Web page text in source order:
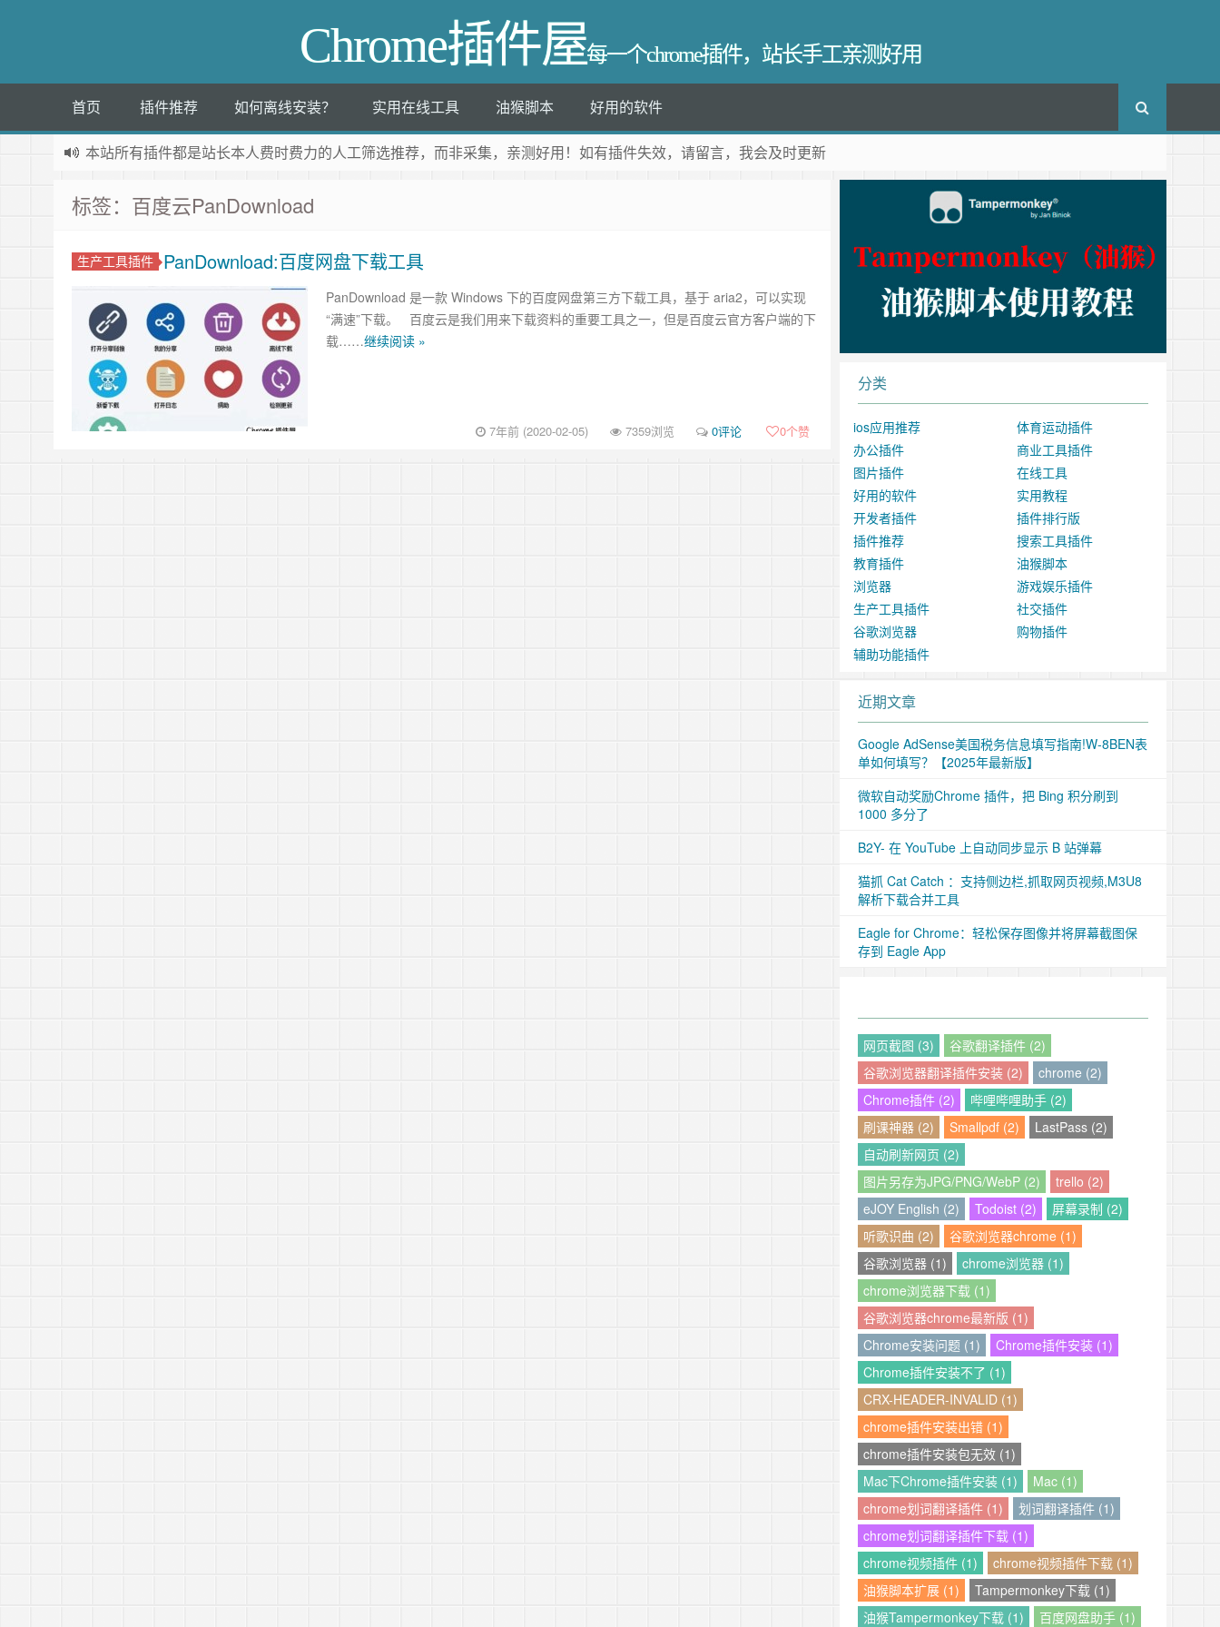
Chrome插件屋每一个chrome插件，站长手工亲测好用
首页 插件推荐 如何离线安装？ 实用在线工具 油猴脚本 好用的软件
本站所有插件都是站长本人费时费力的人工筛选推荐，而非采集，亲测好用！如有插件失效，请留言，我会及时更新
标签：百度云PanDownload
生产工具插件 PanDownload:百度网盘下载工具
PanDownload 是一款 Windows 下的百度网盘第三方下载工具，基于 aria2，可以实现
“满速”下载。 百度云是我们用来下载资料的重要工具之一，但是百度云官方客户端的下
载……继续阅读 »
7年前 (2020-02-05) 7359浏览 0评论 0个赞
分类
ios应用推荐
体育运动插件
办公插件
商业工具插件
图片插件
在线工具
好用的软件
实用教程
开发者插件
插件排行版
插件推荐
搜索工具插件
教育插件
油猴脚本
浏览器
游戏娱乐插件
生产工具插件
社交插件
谷歌浏览器
购物插件
辅助功能插件
近期文章
Google AdSense美国税务信息填写指南!W-8BEN表
单如何填写？【2025年最新版】
微软自动奖励Chrome 插件，把 Bing 积分刷到
1000 多分了
B2Y- 在 YouTube 上自动同步显示 B 站弹幕
猫抓 Cat Catch ：支持侧边栏,抓取网页视频,M3U8
解析下载合并工具
Eagle for Chrome：轻松保存图像并将屏幕截图保
存到 Eagle App
网页截图 (3)
谷歌翻译插件 (2)
谷歌浏览器翻译插件安装 (2)
chrome (2)
Chrome插件 (2)
哔哩哔哩助手 (2)
刷课神器 (2)
Smallpdf (2)
LastPass (2)
自动刷新网页 (2)
图片另存为JPG/PNG/WebP (2)
trello (2)
eJOY English (2)
Todoist (2)
屏幕录制 (2)
听歌识曲 (2)
谷歌浏览器chrome (1)
谷歌浏览器 (1)
chrome浏览器 (1)
chrome浏览器下载 (1)
谷歌浏览器chrome最新版 (1)
Chrome安装问题 (1)
Chrome插件安装 (1)
Chrome插件安装不了 (1)
CRX-HEADER-INVALID (1)
chrome插件安装出错 (1)
chrome插件安装包无效 (1)
Mac下Chrome插件安装 (1)
Mac (1)
chrome划词翻译插件 (1)
划词翻译插件 (1)
chrome划词翻译插件下载 (1)
chrome视频插件 (1)
chrome视频插件下载 (1)
油猴脚本扩展 (1)
Tampermonkey下载 (1)
油猴Tampermonkey下载 (1)
百度网盘助手 (1)